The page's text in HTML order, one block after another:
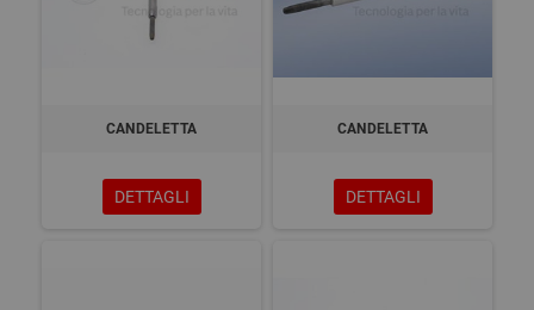
CANDELETTA
DETTAGLI
CANDELETTA
DETTAGLI